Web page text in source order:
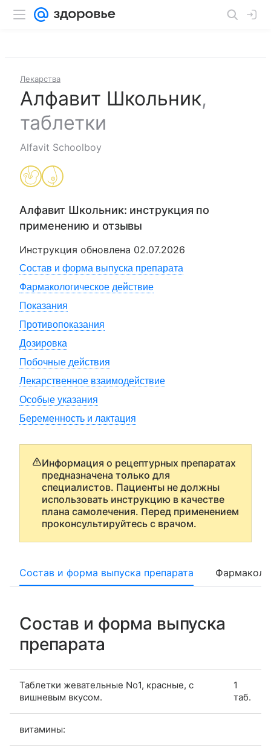
Лекарства
Алфавит Школьник,
таблетки
Alfavit Schoolboy
Алфавит Школьник: инструкция по
применению и отзывы
Инструкция обновлена 02.07.2026
Состав и форма выпуска препарата
Фармакологическое действие
Показания
Противопоказания
Дозировка
Побочные действия
Лекарственное взаимодействие
Особые указания
Беременность и лактация
Информация о рецептурных препаратах
предназначена только для
специалистов. Пациенты не должны
использовать инструкцию в качестве
плана самолечения. Перед применением
проконсультируйтесь с врачом.
Состав и форма выпуска препарата
Состав и форма выпуска
препарата
Таблетки жевательные No1, красные, с
вишневым вкусом.
1
таб.
витамины: